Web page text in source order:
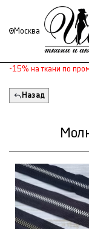
Москва
-15% на ткани по
Назад